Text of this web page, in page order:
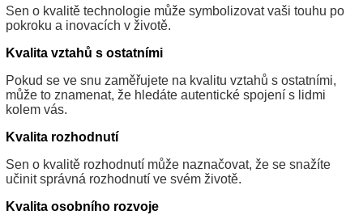
Sen o kvalitě technologie může symbolizovat vaši touhu po
pokroku a inovacích v životě.
Kvalita vztahů s ostatními
Pokud se ve snu zaměřujete na kvalitu vztahů s ostatními,
může to znamenat, že hledáte autentické spojení s lidmi
kolem vás.
Kvalita rozhodnutí
Sen o kvalitě rozhodnutí může naznačovat, že se snažíte
učinit správná rozhodnutí ve svém životě.
Kvalita osobního rozvoje